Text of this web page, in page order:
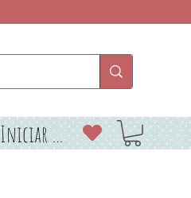
Iniciar sesión